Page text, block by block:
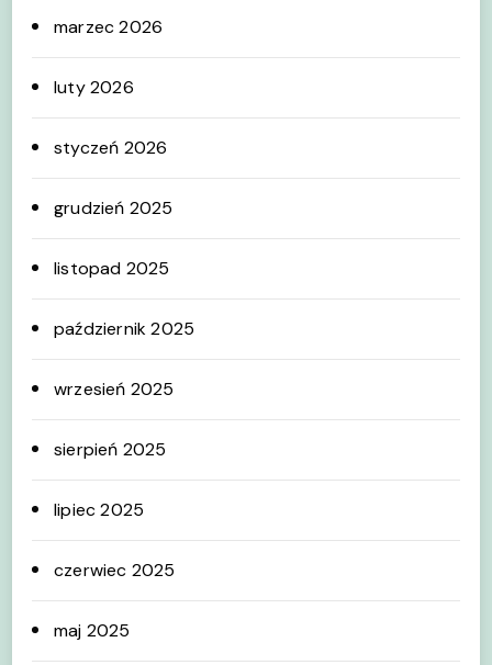
marzec 2026
luty 2026
styczeń 2026
grudzień 2025
listopad 2025
październik 2025
wrzesień 2025
sierpień 2025
lipiec 2025
czerwiec 2025
maj 2025